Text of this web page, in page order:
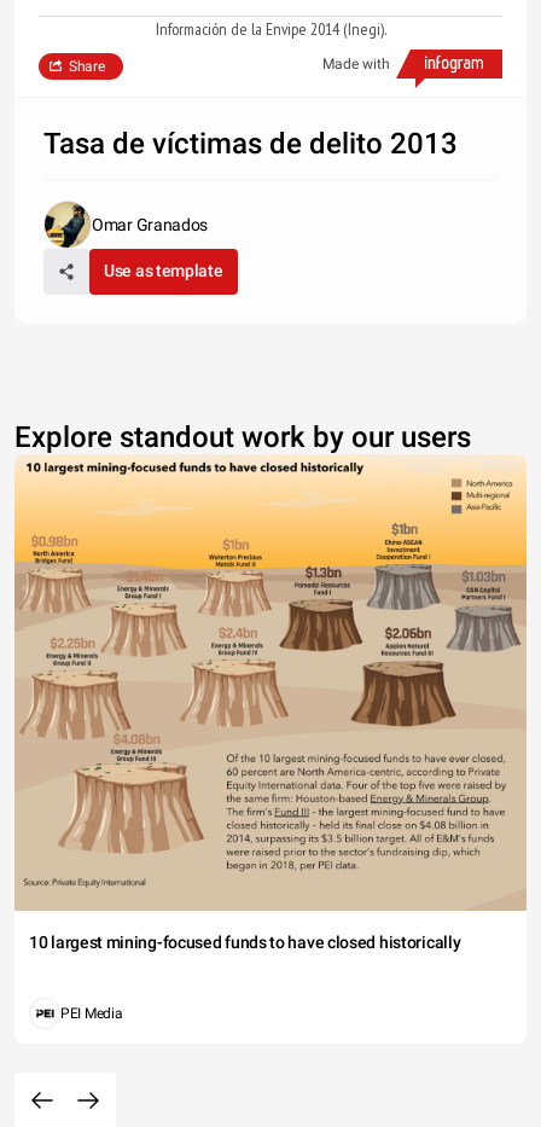
Información de la Envipe 2014 (Inegi).
Made with
Share
Tasa de víctimas de delito 2013
Omar Granados
Use as template
Explore standout work by our users
10 largest mining-focused funds to have closed historically
PEI Media